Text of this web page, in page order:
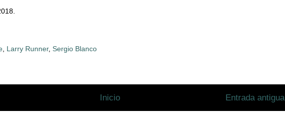
, Larry Runner, Sergio Blanco
Entrada antigua
Inicio